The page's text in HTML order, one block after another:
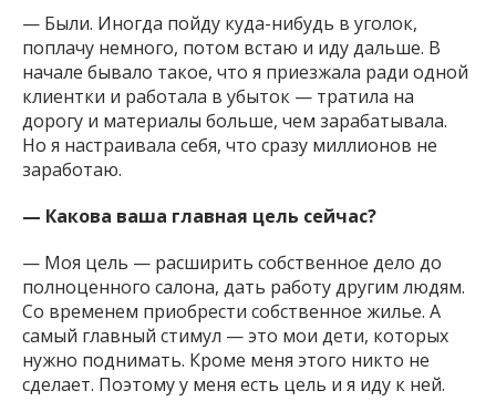
— Были. Иногда пойду куда-нибудь в уголок,
поплачу немного, потом встаю и иду дальше. В
начале бывало такое, что я приезжала ради одной
клиентки и работала в убыток — тратила на
дорогу и материалы больше, чем зарабатывала.
Но я настраивала себя, что сразу миллионов не
заработаю.
— Какова ваша главная цель сейчас?
— Моя цель — расширить собственное дело до
полноценного салона, дать работу другим людям.
Со временем приобрести собственное жилье. А
самый главный стимул — это мои дети, которых
нужно поднимать. Кроме меня этого никто не
сделает. Поэтому у меня есть цель и я иду к ней.